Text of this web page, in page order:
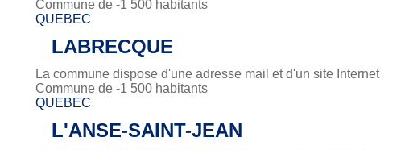
Commune de -1 500 habitants
QUEBEC
LABRECQUE
La commune dispose d'une adresse mail et d'un site Internet
Commune de -1 500 habitants
QUEBEC
L'ANSE-SAINT-JEAN